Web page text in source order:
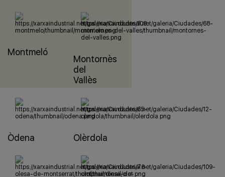
Montmeló
Montornès
del
Vallès
Òdena Olèrdola